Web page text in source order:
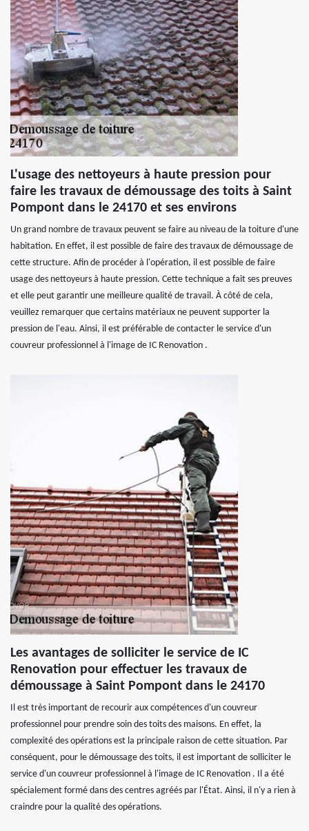
L'usage des nettoyeurs à haute pression pour
faire les travaux de démoussage des toits à Saint
Pompont dans le 24170 et ses environs
Un grand nombre de travaux peuvent se faire au niveau de la toiture d'une
habitation. En effet, il est possible de faire des travaux de démoussage de
cette structure. Afin de procéder à l'opération, il est possible de faire
usage des nettoyeurs à haute pression. Cette technique a fait ses preuves
et elle peut garantir une meilleure qualité de travail. À côté de cela,
veuillez remarquer que certains matériaux ne peuvent supporter la
pression de l'eau. Ainsi, il est préférable de contacter le service d'un
couvreur professionnel à l'image de IC Renovation .
Les avantages de solliciter le service de IC
Renovation pour effectuer les travaux de
démoussage à Saint Pompont dans le 24170
Il est très important de recourir aux compétences d'un couvreur
professionnel pour prendre soin des toits des maisons. En effet, la
complexité des opérations est la principale raison de cette situation. Par
conséquent, pour le démoussage des toits, il est important de solliciter le
service d'un couvreur professionnel à l'image de IC Renovation . Il a été
spécialement formé dans des centres agréés par l'État. Ainsi, il n'y a rien à
craindre pour la qualité des opérations.